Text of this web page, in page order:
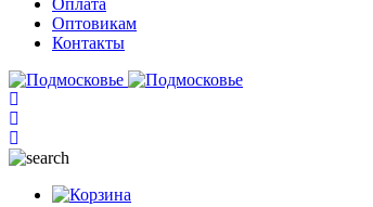
Оплата
Оптовикам
Контакты